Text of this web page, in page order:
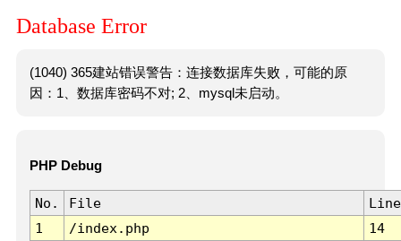
Database Error
(1040) 365建站错误警告：连接数据库失败，可能的原
因：1、数据库密码不对; 2、mysql未启动。
PHP Debug
No. File
Line
1
/index.php 14